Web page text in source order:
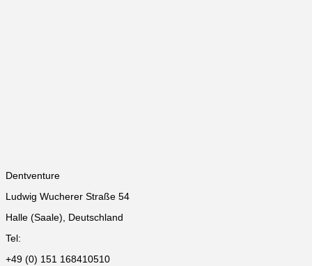
Dentventure
Ludwig Wucherer Straße 54
Halle (Saale), Deutschland
Tel:
+49 (0) 151 168410510